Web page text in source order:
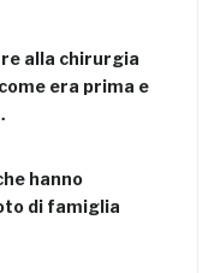
alla chirurgia
era prima e
hanno
di famiglia